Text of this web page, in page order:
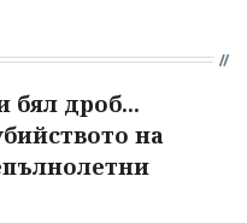
бял дроб...
на